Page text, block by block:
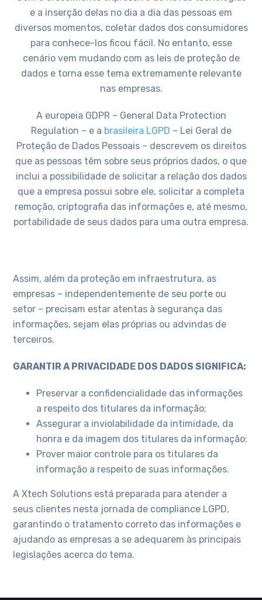
e a inserção delas no dia a dia das pessoas em
diversos momentos, coletar dados dos consumidores
para conhece-los ficou fácil. No entanto, esse
cenário vem mudando com as leis de proteção de
dados e torna esse tema extremamente relevante
nas empresas.
A europeia GDPR – General Data Protection
Regulation – e a brasileira LGPD – Lei Geral de
Proteção de Dados Pessoais – descrevem os direitos
que as pessoas têm sobre seus próprios dados, o que
inclui a possibilidade de solicitar a relação dos dados
que a empresa possui sobre ele, solicitar a completa
remoção, criptografia das informações e, até mesmo,
portabilidade de seus dados para uma outra empresa.
Assim, além da proteção em infraestrutura, as
empresas – independentemente de seu porte ou
setor – precisam estar atentas à segurança das
informações, sejam elas próprias ou advindas de
terceiros.
GARANTIR A PRIVACIDADE DOS DADOS SIGNIFICA:
Preservar a confidencialidade das informações
a respeito dos titulares da informação;
Assegurar a inviolabilidade da intimidade, da
honra e da imagem dos titulares da informação;
Prover maior controle para os titulares da
informação a respeito de suas informações.
A Xtech Solutions está preparada para atender a
seus clientes nesta jornada de compliance LGPD,
garantindo o tratamento correto das informações e
ajudando as empresas a se adequarem às principais
legislações acerca do tema.